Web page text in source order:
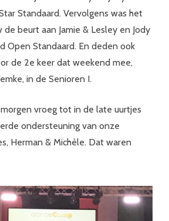
Standaard. Vervolgens was het
beurt aan Jamie & Lesley en Jody
Open Standaard. En deden ook
de 2e keer dat weekend mee,
in de Senioren I.
morgen vroeg tot in de late uurtjes
ondersteuning van onze
Herman & Michèle. Dat waren